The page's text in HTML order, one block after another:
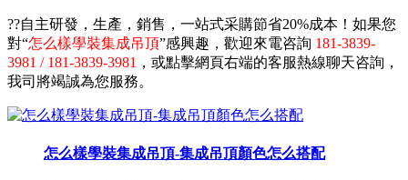
??自主研發，生產，銷售，一站式采購節省20%成本！如果您
對“怎么樣學裝集成吊頂”感興趣，歡迎來電咨詢 181-3839-
3981 / 181-3839-3981 ，或點擊網頁右端的客服熱線聊天咨詢，
我司將竭誠為您服務。
怎么樣學裝集成吊頂-集成吊頂顏色怎么搭配